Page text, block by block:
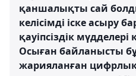
қаншалықты сай
келісімді іске асыру
қауіпсіздік
Осыған байланысты
жарияланған